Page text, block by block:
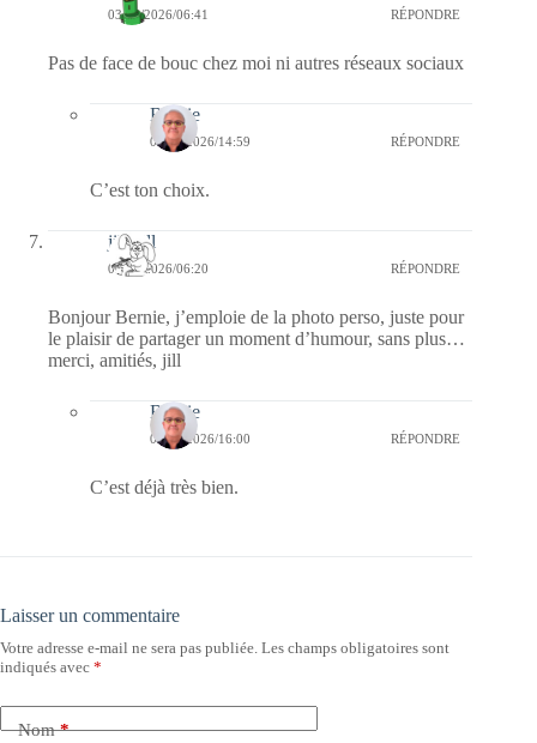
03/03/2026/06:41 RÉPONDRE
Pas de face de bouc chez moi ni autres réseaux sociaux
Bernie
04/03/2026/14:59 RÉPONDRE
C’est ton choix.
jill bill
03/03/2026/06:20 RÉPONDRE
Bonjour Bernie, j’emploie de la photo perso, juste pour
le plaisir de partager un moment d’humour, sans plus…
merci, amitiés, jill
Bernie
04/03/2026/16:00 RÉPONDRE
C’est déjà très bien.
Laisser un commentaire
Votre adresse e-mail ne sera pas publiée. Les champs obligatoires sont
indiqués avec *
Nom*